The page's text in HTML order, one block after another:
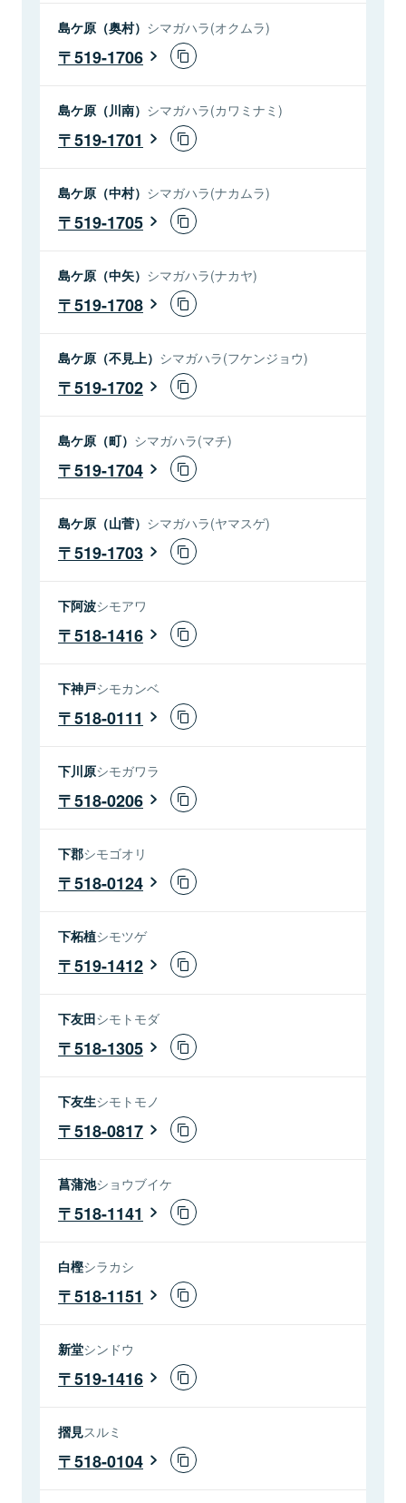
島ケ原（奥村） シマガハラ(オクムラ)
519-1706
島ケ原（川南） シマガハラ(カワミナミ)
519-1701
島ケ原（中村） シマガハラ(ナカムラ)
519-1705
島ケ原（中矢） シマガハラ(ナカヤ)
519-1708
島ケ原（不見上） シマガハラ(フケンジョウ)
519-1702
島ケ原（町） シマガハラ(マチ)
519-1704
島ケ原（山菅） シマガハラ(ヤマスゲ)
519-1703
下阿波シモアワ
518-1416
下神戸シモカンベ
518-0111
下川原シモガワラ
518-0206
下郡シモゴオリ
518-0124
下柘植シモツゲ
519-1412
下友田シモトモダ
518-1305
下友生シモトモノ
518-0817
菖蒲池ショウブイケ
518-1141
白樫シラカシ
518-1151
新堂シンドウ
519-1416
摺見スルミ
518-0104